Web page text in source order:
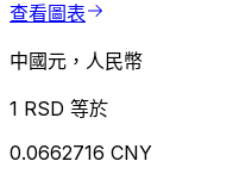
查看圖表
中國元，人民幣
1 RSD 等於
0.0662716 CNY